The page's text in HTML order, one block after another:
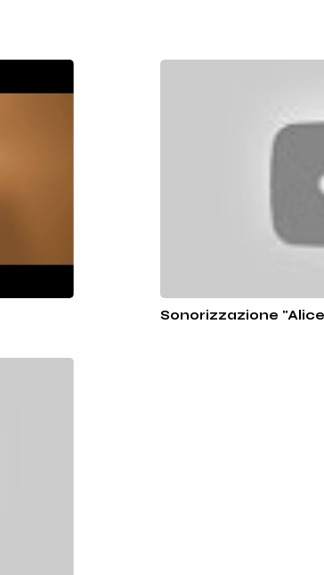
Sonorizzazione